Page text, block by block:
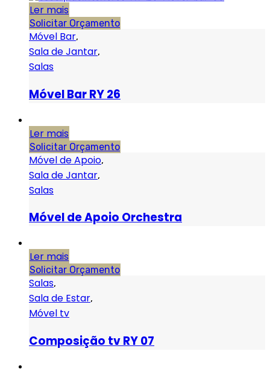
Ler mais
Solicitar Orçamento
Móvel Bar,
Sala de Jantar,
Salas
Móvel Bar RY 26
Ler mais
Solicitar Orçamento
Móvel de Apoio,
Sala de Jantar,
Salas
Móvel de Apoio Orchestra
Ler mais
Solicitar Orçamento
Salas,
Sala de Estar,
Móvel tv
Composição tv RY 07